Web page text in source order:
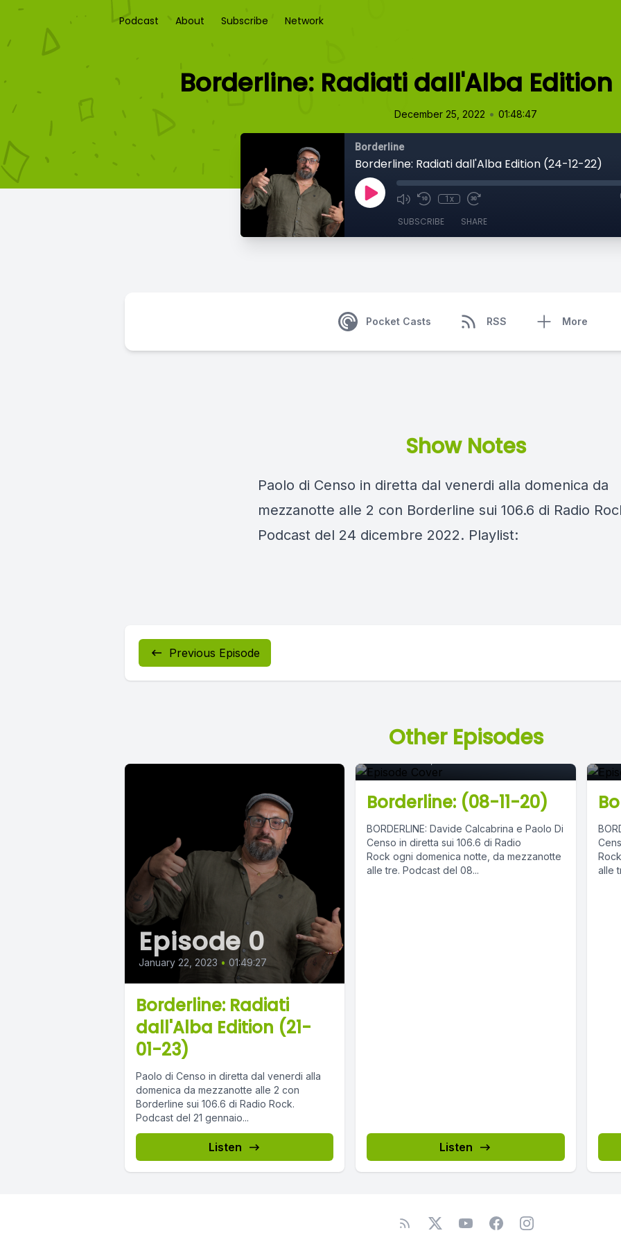
Podcast About Subscribe Network
Borderline: Radiati dall'Alba
December 25, 2022 • 01:48:47
Borderline
Borderline: Radiati dall'Alba Edition (24-12-22)
1x
SUBSCRIBE SHARE
Pocket Casts RSS More
Show Notes
Paolo di Censo in diretta dal venerdi alla domenica da
mezzanotte alle 2 con Borderline sui 106.6 di Radio
Podcast del 24 dicembre 2022. Playlist:
Previous Episode
Other Episodes
Episode 0
January 22, 2023 • 01:49:27
Borderline: Radiati
dall'Alba Edition (21-
01-23)
Paolo di Censo in diretta dal venerdi alla
domenica da mezzanotte alle 2 con
Borderline sui 106.6 di Radio Rock.
Podcast del 21 gennaio...
Listen
Episode 0
Borderline: (08-11-20)
BORDERLINE: Davide Calcabrina e Paolo Di
Censo in diretta sui 106.6 di Radio
Rock ogni domenica notte, da mezzanotte
alle tre. Podcast del 08...
Listen